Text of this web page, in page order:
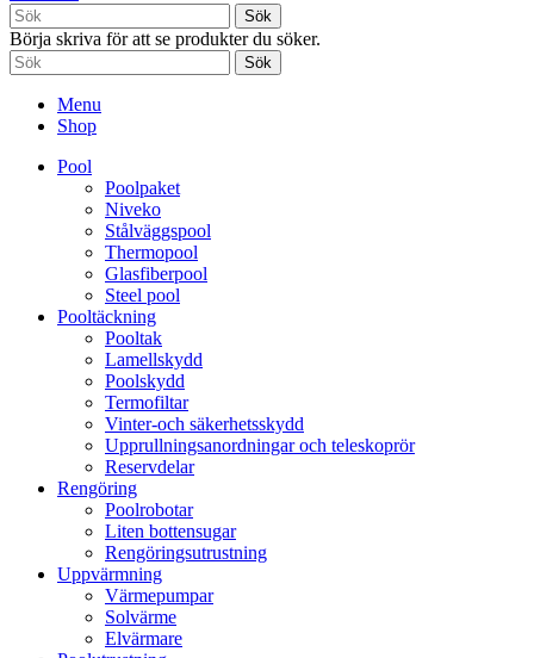
Sök
Börja skriva för att se produkter du söker.
Sök
Menu
Shop
Pool
Poolpaket
Niveko
Stålväggspool
Thermopool
Glasfiberpool
Steel pool
Pooltäckning
Pooltak
Lamellskydd
Poolskydd
Termofiltar
Vinter-och säkerhetsskydd
Upprullningsanordningar och teleskoprör
Reservdelar
Rengöring
Poolrobotar
Liten bottensugar
Rengöringsutrustning
Uppvärmning
Värmepumpar
Solvärme
Elvärmare